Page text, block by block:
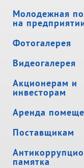
Молодежная
на
Фотогалерея
Видеогалерея
Акционерам и
инвесторам
Аренда
Поставщикам
памятка